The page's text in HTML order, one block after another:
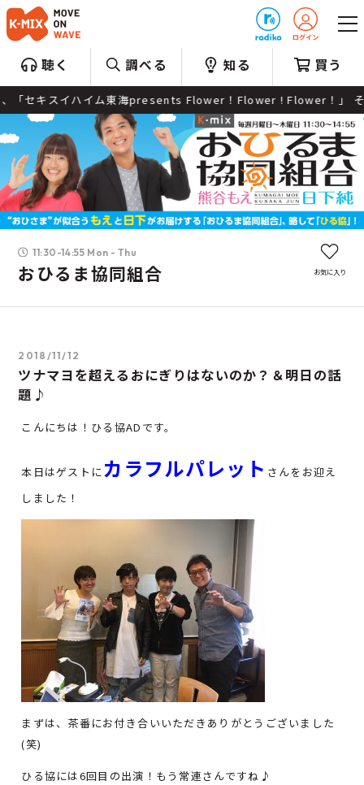
聴く 調べる 知る 買う
ハイム東海presents Flower！Flower ! Flower！」 そし
11:30-14:55 Mon - Thu
おひるま協同組合 お気に入り
2018/11/12
ツナマヨを超えるおにぎりはないのか？＆明日の話
題♪
こんにちは！ひる協ADです。
本日はゲストにカラフルパレット さんをお迎え
しました！
まずは、茶番にお付き合いいただきありがとうございました
(笑)
ひる協には6回目の出演！もう常連さんですね♪